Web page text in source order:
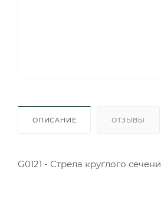
ОПИСАНИЕ ОТЗЫВЫ
G0121 - Стрела круглого